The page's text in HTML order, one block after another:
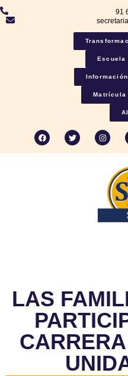
91
Escuela
Matrícula
LAS